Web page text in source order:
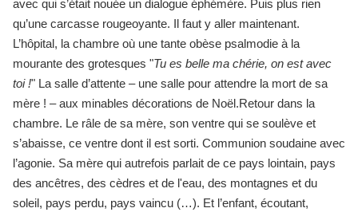
avec qui s’était nouée un dialogue éphémère. Puis plus rien
qu’une carcasse rougeoyante. Il faut y aller maintenant.
L’hôpital, la chambre où une tante obèse psalmodie à la
mourante des grotesques "Tu es belle ma chérie, on est avec
toi !" La salle d’attente – une salle pour attendre la mort de sa
mère ! – aux minables décorations de Noël.Retour dans la
chambre. Le râle de sa mère, son ventre qui se soulève et
s’abaisse, ce ventre dont il est sorti. Communion soudaine avec
l’agonie. Sa mère qui autrefois parlait de ce pays lointain, pays
des ancêtres, des cèdres et de l'eau, des montagnes et du
soleil, pays perdu, pays vaincu (…). Et l’enfant, écoutant,